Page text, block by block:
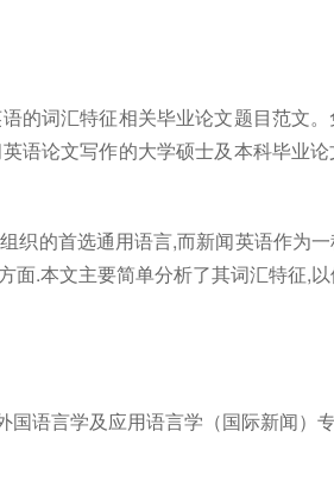
的词汇特征相关毕业论文题目范文
语论文写作的大学硕士及本科毕业
织的首选通用语言,而新闻英语作为
面.本文主要简单分析了其词汇特征,
语言学及应用语言学（国际新闻）